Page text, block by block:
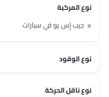
نوع المركبة
جيب إس يو في سيارات
نوع الوقود
نوع ناقل الحركة